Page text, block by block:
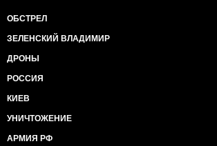
ОБСТРЕЛ
ЗЕЛЕНСКИЙ ВЛАДИМИР
ДРОНЫ
РОССИЯ
КИЕВ
УНИЧТОЖЕНИЕ
АРМИЯ РФ